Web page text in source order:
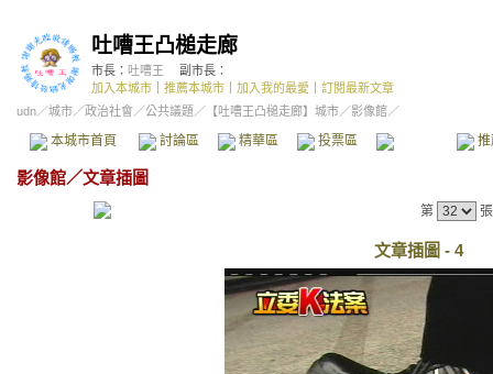
吐嘈王凸槌走廊
市長： 吐嘈王
副市長：
加入本城市
推薦本城市 加入我的最愛
訂閱最新文章
udn／城市／政治社會 ／公共議題 ／ 【吐嘈王凸槌走廊】城市／影像館／
本城市首頁 討論區 精華區 投票區 影像館
影像館／文章插圖
第
文章插圖 - 4